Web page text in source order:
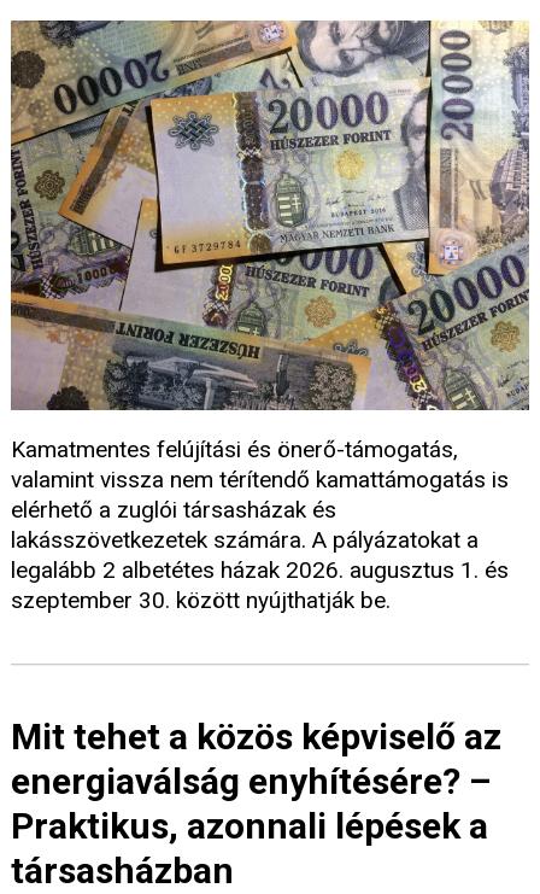
Kamatmentes felújítási és önerő-támogatás,
valamint vissza nem térítendő kamattámogatás is
elérhető a zuglói társasházak és
lakásszövetkezetek számára. A pályázatokat a
legalább 2 albetétes házak 2026. augusztus 1. és
szeptember 30. között nyújthatják be.
Mit tehet a közös képviselő az
energiaválság enyhítésére? –
Praktikus, azonnali lépések a
társasházban